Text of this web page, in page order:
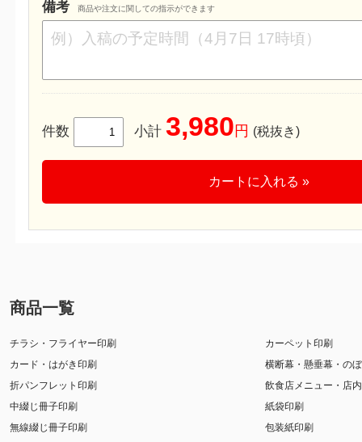
備考 商品や注文に関しての指示ができます
件数 小計3,980 円 (税抜き)
カートに入れる »
商品一覧
チラシ・フライヤー印刷
カード・はがき印刷
折パンフレット印刷
中綴じ冊子印刷
無線綴じ冊子印刷
カーペット印刷
横断幕・懸垂幕・の
飲食店メニュー・店
紙袋印刷
包装紙印刷